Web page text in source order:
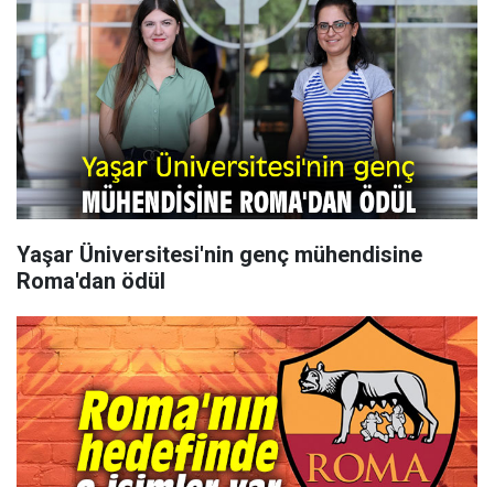
Yaşar Üniversitesi'nin genç mühendisine
Roma'dan ödül